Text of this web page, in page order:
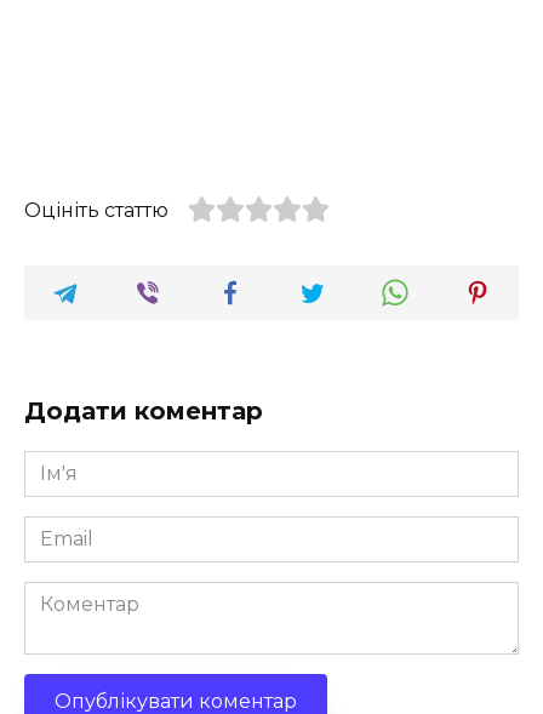
Оцініть статтю
Додати коментар
Ім'я
*
Email
*
Коментар